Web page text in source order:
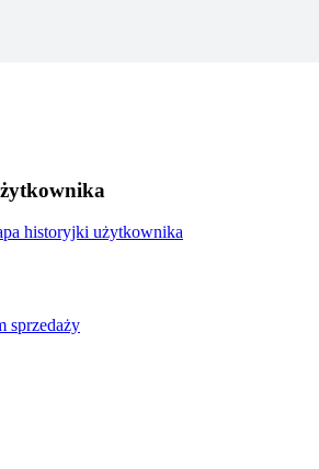
historyjki użytkownika
sprzedaży